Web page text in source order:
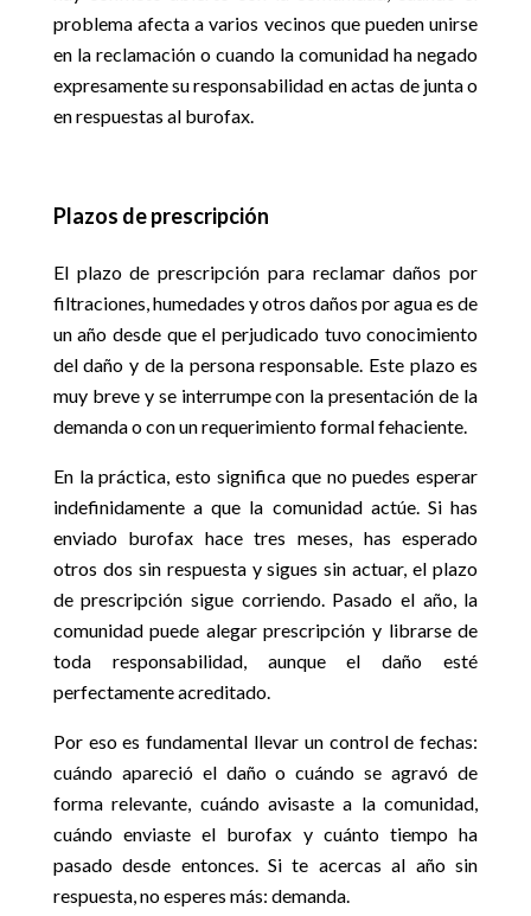
problema afecta a varios vecinos que pueden unirse
en la reclamación o cuando la comunidad ha negado
expresamente su responsabilidad en actas de junta o
en respuestas al burofax.
Plazos de prescripción
El plazo de prescripción para reclamar daños por
filtraciones, humedades y otros daños por agua es de
un año desde que el perjudicado tuvo conocimiento
del daño y de la persona responsable. Este plazo es
muy breve y se interrumpe con la presentación de la
demanda o con un requerimiento formal fehaciente.
En la práctica, esto significa que no puedes esperar
indefinidamente a que la comunidad actúe. Si has
enviado burofax hace tres meses, has esperado
otros dos sin respuesta y sigues sin actuar, el plazo
de prescripción sigue corriendo. Pasado el año, la
comunidad puede alegar prescripción y librarse de
toda responsabilidad, aunque el daño esté
perfectamente acreditado.
Por eso es fundamental llevar un control de fechas:
cuándo apareció el daño o cuándo se agravó de
forma relevante, cuándo avisaste a la comunidad,
cuándo enviaste el burofax y cuánto tiempo ha
pasado desde entonces. Si te acercas al año sin
respuesta, no esperes más: demanda.